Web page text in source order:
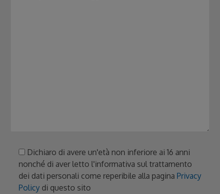
Dichiaro di avere un'età non inferiore ai 16 anni
nonché di aver letto l'informativa sul trattamento
dei dati personali come reperibile alla paginaPrivacy
Policy di questo sito